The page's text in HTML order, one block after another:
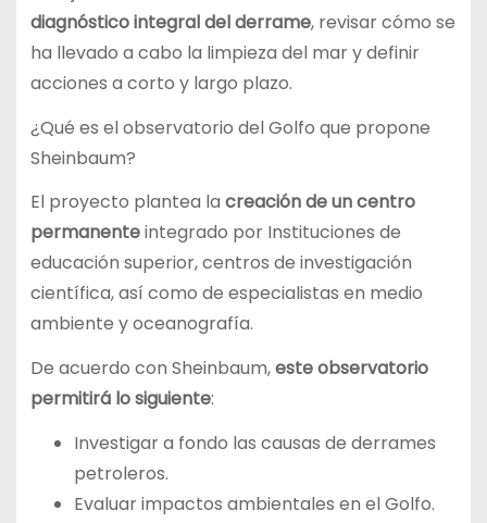
diagnóstico integral del derrame, revisar cómo se
ha llevado a cabo la limpieza del mar y definir
acciones a corto y largo plazo.
¿Qué es el observatorio del Golfo que propone
Sheinbaum?
El proyecto plantea la creación de un centro
permanenteintegrado por Instituciones de
educación superior, centros de investigación
científica, así como de especialistas en medio
ambiente y oceanografía.
De acuerdo con Sheinbaum,este observatorio
permitirá lo siguiente:
Investigar a fondo las causas de derrames
petroleros.
Evaluar impactos ambientales en el Golfo.